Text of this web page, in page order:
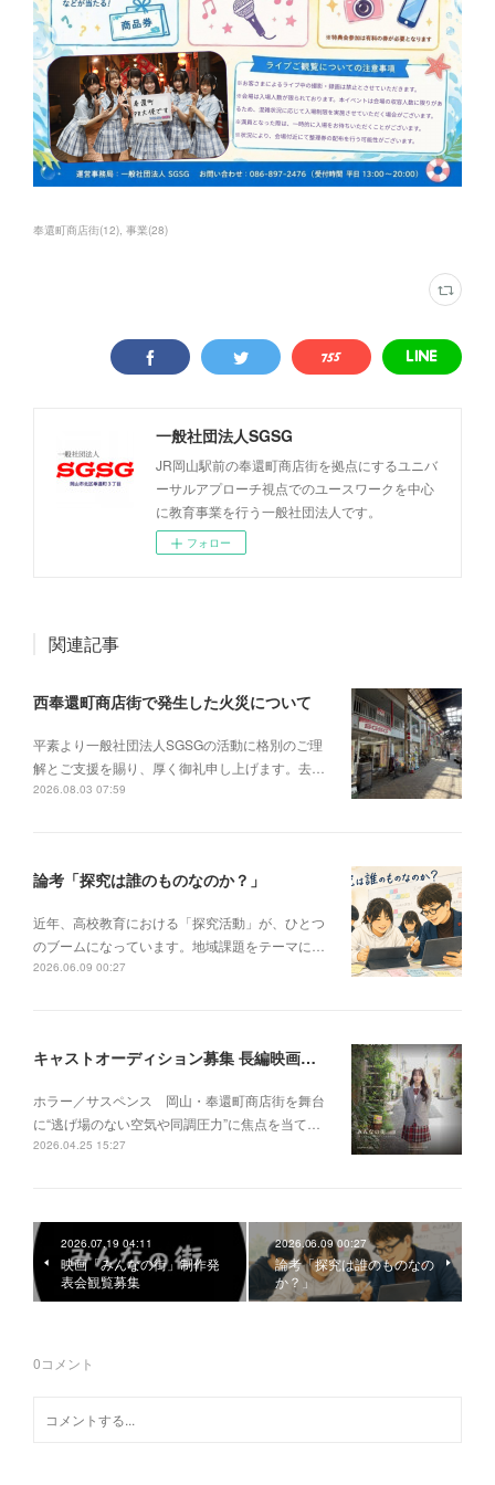
奉還町商店街(12) 事業(28)
一般社団法人SGSG
JR岡山駅前の奉還町商店街を拠点にするユニバ
ーサルアプローチ視点でのユースワークを中心
に教育事業を行う一般社団法人です。
フォロー
関連記事
西奉還町商店街で発生した火災について
平素より一般社団法人SGSGの活動に格別のご理
解とご支援を賜り、厚く御礼申し上げます。去…
2026.08.03 07:59
論考「探究は誰のものなのか？」
近年、高校教育における「探究活動」が、ひとつ
のブームになっています。地域課題をテーマに…
2026.06.09 00:27
キャストオーディション募集 長編映画 『みんなの街』
ホラー／サスペンス 岡山・奉還町商店街を舞台
に“逃げ場のない空気や同調圧力”に焦点を当て…
2026.04.25 15:27
2026.07.19 04:11
映画「みんなの街」制作発
表会観覧募集
2026.06.09 00:27
論考「探究は誰のものなの
か？」
0コメント